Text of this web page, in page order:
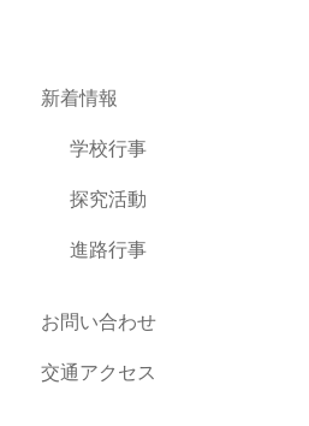
新着情報
学校行事
探究活動
進路行事
お問い合わせ
交通アクセス